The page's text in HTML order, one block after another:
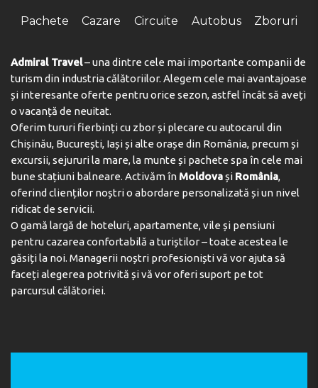
Pachete Cazare Circuite Autobus Zboruri
Admiral Travel– una dintre cele mai importante companii de
turism din industria călătoriilor. Alegem cele mai avantajoase
și interesante oferte pentru orice sezon, astfel încât să aveți
o vacanță de neuitat.
Oferim tururi fierbinți cu zbor și plecare cu autocarul din
Chișinău, București, Iași și alte orașe din România, precum și
excursii, sejururi la mare, la munte și pachete spa în cele mai
bune stațiuni balneare. Activăm în Moldovași România,
oferind clienților noștri o abordare personalizată și un nivel
ridicat de servicii.
O gamă largă de hoteluri, apartamente, vile și pensiuni
pentru cazarea confortabilă a turiștilor – toate acestea le
găsiți la noi. Managerii noștri profesioniști vă vor ajuta să
faceți alegerea potrivită și vă vor oferi suport pe tot
parcursul călătoriei.